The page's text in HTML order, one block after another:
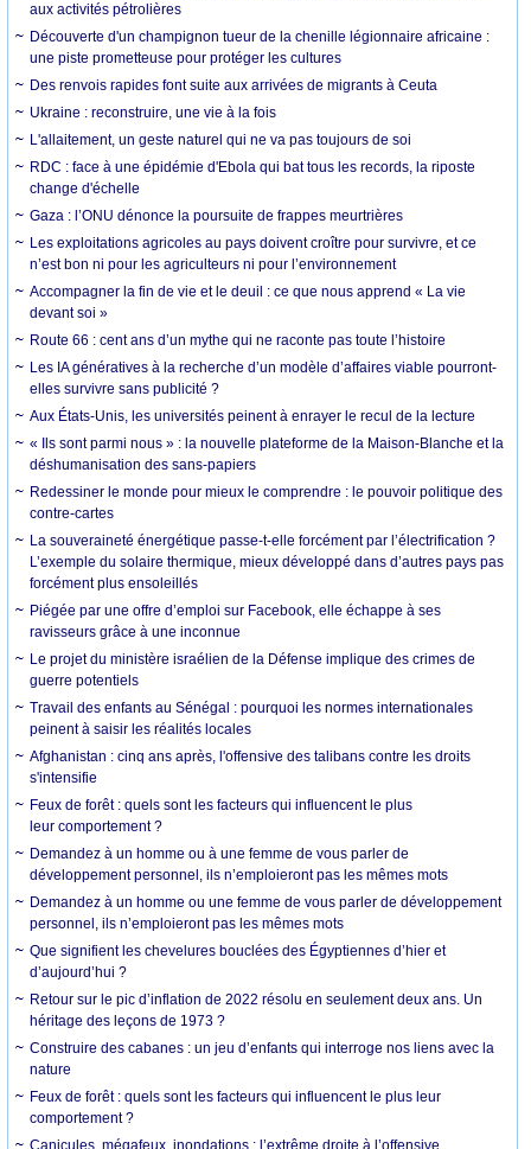
aux activités pétrolières
Découverte d'un champignon tueur de la chenille légionnaire africaine :
une piste prometteuse pour protéger les cultures
Des renvois rapides font suite aux arrivées de migrants à Ceuta
Ukraine : reconstruire, une vie à la fois
L'allaitement, un geste naturel qui ne va pas toujours de soi
RDC : face à une épidémie d'Ebola qui bat tous les records, la riposte
change d'échelle
Gaza : l’ONU dénonce la poursuite de frappes meurtrières
Les exploitations agricoles au pays doivent croître pour survivre, et ce
n’est bon ni pour les agriculteurs ni pour l’environnement
Accompagner la fin de vie et le deuil : ce que nous apprend « La vie
devant soi »
Route 66 : cent ans d’un mythe qui ne raconte pas toute l’histoire
Les IA génératives à la recherche d’un modèle d’affaires viable pourront-
elles survivre sans publicité ?
Aux États-Unis, les universités peinent à enrayer le recul de la lecture
« Ils sont parmi nous » : la nouvelle plateforme de la Maison-Blanche et la
déshumanisation des sans-papiers
Redessiner le monde pour mieux le comprendre : le pouvoir politique des
contre-cartes
La souveraineté énergétique passe-t-elle forcément par l’électrification ?
L’exemple du solaire thermique, mieux développé dans d’autres pays pas
forcément plus ensoleillés
Piégée par une offre d’emploi sur Facebook, elle échappe à ses
ravisseurs grâce à une inconnue
Le projet du ministère israélien de la Défense implique des crimes de
guerre potentiels
Travail des enfants au Sénégal : pourquoi les normes internationales
peinent à saisir les réalités locales
Afghanistan : cinq ans après, l'offensive des talibans contre les droits
s'intensifie
Feux de forêt : quels sont les facteurs qui influencent le plus
leur comportement ?
Demandez à un homme ou à une femme de vous parler de
développement personnel, ils n’emploieront pas les mêmes mots
Demandez à un homme ou une femme de vous parler de développement
personnel, ils n’emploieront pas les mêmes mots
Que signifient les chevelures bouclées des Égyptiennes d’hier et
d’aujourd’hui ?
Retour sur le pic d’inflation de 2022 résolu en seulement deux ans. Un
héritage des leçons de 1973 ?
Construire des cabanes : un jeu d’enfants qui interroge nos liens avec la
nature
Feux de forêt : quels sont les facteurs qui influencent le plus leur
comportement ?
Canicules, mégafeux, inondations : l’extrême droite à l’offensive